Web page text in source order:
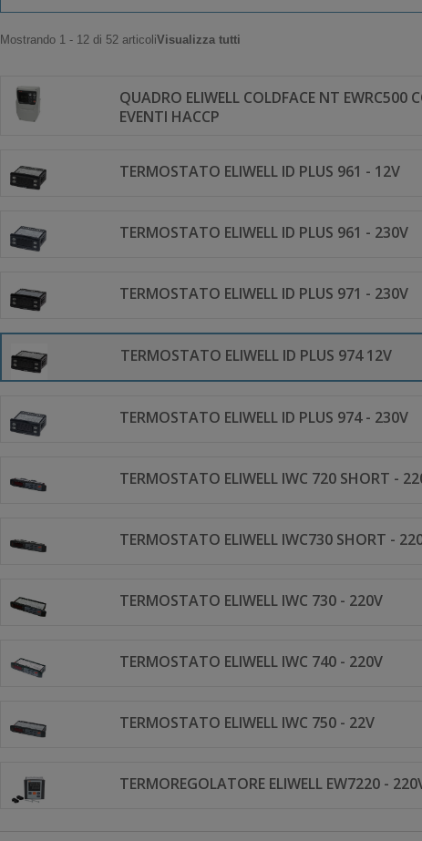
Mostrando 1 - 12 di 52 articoliVisualizza tutti
QUADRO ELIWELL COLDFACE NT EWRC500
EVENTI HACCP
TERMOSTATO ELIWELL ID PLUS 961 - 12V
TERMOSTATO ELIWELL ID PLUS 961 - 230V
TERMOSTATO ELIWELL ID PLUS 971 - 230V
TERMOSTATO ELIWELL ID PLUS 974 12V
TERMOSTATO ELIWELL ID PLUS 974 - 230V
TERMOSTATO ELIWELL IWC 720 SHORT -
TERMOSTATO ELIWELL IWC730 SHORT -
TERMOSTATO ELIWELL IWC 730 - 220V
TERMOSTATO ELIWELL IWC 740 - 220V
TERMOSTATO ELIWELL IWC 750 - 22V
TERMOREGOLATORE ELIWELL EW7220 -